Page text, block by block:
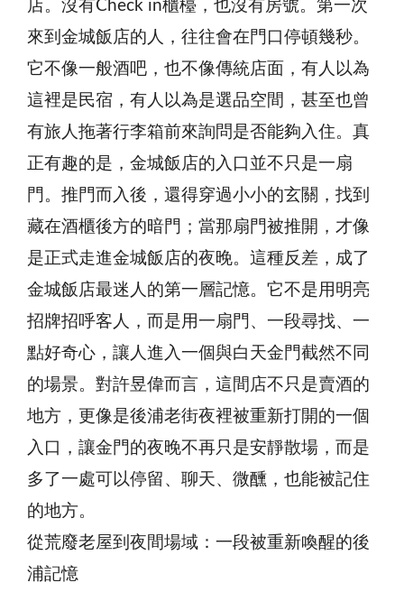
店。沒有Check in櫃檯，也沒有房號。第一次
來到金城飯店的人，往往會在門口停頓幾秒。
它不像一般酒吧，也不像傳統店面，有人以為
這裡是民宿，有人以為是選品空間，甚至也曾
有旅人拖著行李箱前來詢問是否能夠入住。真
正有趣的是，金城飯店的入口並不只是一扇
門。推門而入後，還得穿過小小的玄關，找到
藏在酒櫃後方的暗門；當那扇門被推開，才像
是正式走進金城飯店的夜晚。這種反差，成了
金城飯店最迷人的第一層記憶。它不是用明亮
招牌招呼客人，而是用一扇門、一段尋找、一
點好奇心，讓人進入一個與白天金門截然不同
的場景。對許昱偉而言，這間店不只是賣酒的
地方，更像是後浦老街夜裡被重新打開的一個
入口，讓金門的夜晚不再只是安靜散場，而是
多了一處可以停留、聊天、微醺，也能被記住
的地方。
從荒廢老屋到夜間場域：一段被重新喚醒的後
浦記憶